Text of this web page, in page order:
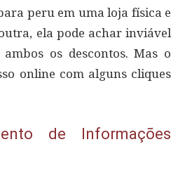
peru em uma loja física e
ela pode achar inviável
os descontos. Mas o
online com alguns cliques
de Informações